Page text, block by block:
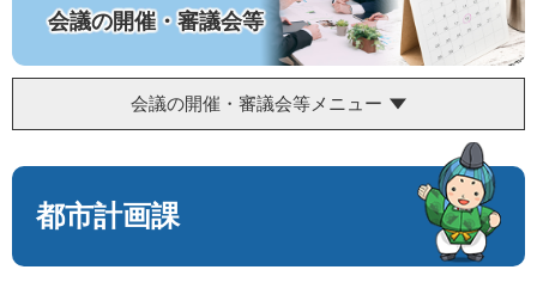
文
へ
会議の開催・審議会等
会議の開催・審議会等メニュー
文
都市計画課